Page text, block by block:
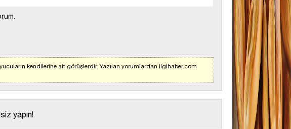
kendilerine ait görüşlerdir. Yazılan yorumlardan ilgihaber.com
yapın!